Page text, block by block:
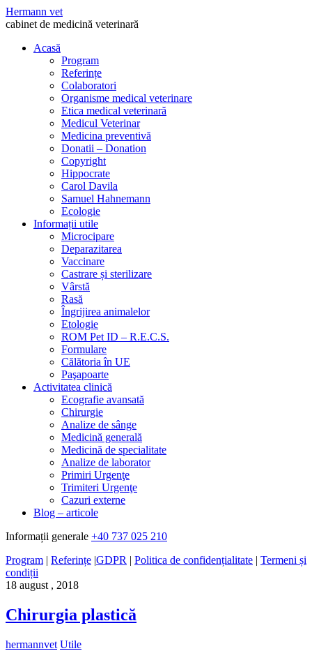
Hermann vet
cabinet de medicină veterinară
Acasă
Program
Referințe
Colaboratori
Organisme medical veterinare
Etica medical veterinară
Medicul Veterinar
Medicina preventivă
Donatii – Donation
Copyright
Hippocrate
Carol Davila
Samuel Hahnemann
Ecologie
Informații utile
Microcipare
Deparazitarea
Vaccinare
Castrare și sterilizare
Vârstă
Rasă
Îngrijirea animalelor
Etologie
ROM Pet ID – R.E.C.S.
Formulare
Călătoria în UE
Paşapoarte
Activitatea clinică
Ecografie avansată
Chirurgie
Analize de sânge
Medicină generală
Medicină de specialitate
Analize de laborator
Primiri Urgenţe
Trimiteri Urgenţe
Cazuri externe
Blog – articole
Informații generale +40 737 025 210
Program | Referințe |GDPR | Politica de confidențialitate | Termeni și
condiții
18 august , 2018
Chirurgia plastică
hermannvet Utile